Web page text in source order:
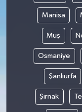
Manisa
Muş
Osmaniye
Şanlıurfa
Şırnak